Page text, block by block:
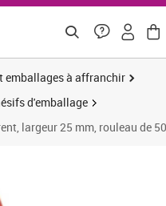
emballages à affranchir
d'emballage
largeur 25 mm, rouleau de